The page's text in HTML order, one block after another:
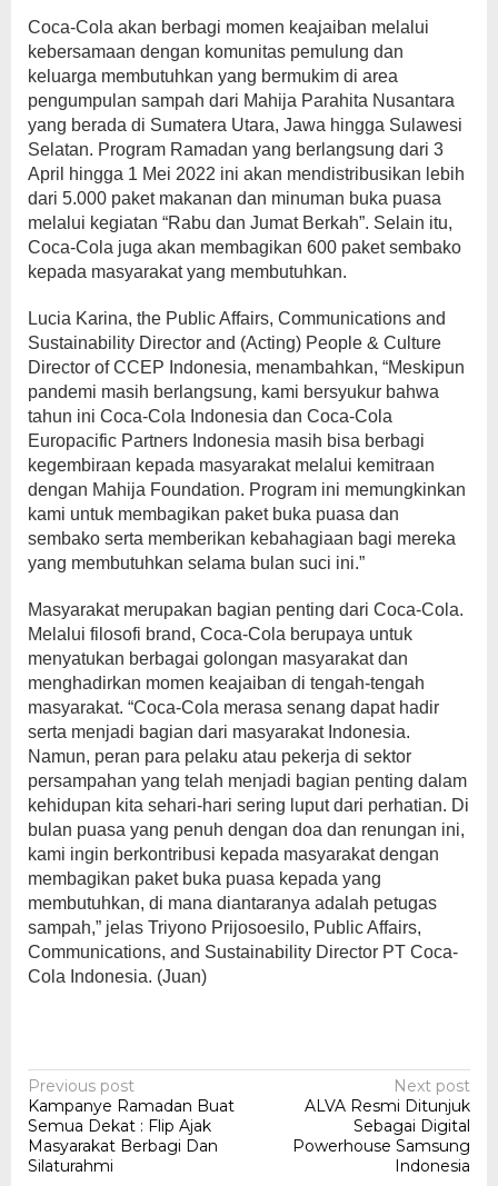
Coca-Cola akan berbagi momen keajaiban melalui
kebersamaan dengan komunitas pemulung dan
keluarga membutuhkan yang bermukim di area
pengumpulan sampah dari Mahija Parahita Nusantara
yang berada di Sumatera Utara, Jawa hingga Sulawesi
Selatan. Program Ramadan yang berlangsung dari 3
April hingga 1 Mei 2022 ini akan mendistribusikan lebih
dari 5.000 paket makanan dan minuman buka puasa
melalui kegiatan “Rabu dan Jumat Berkah”. Selain itu,
Coca-Cola juga akan membagikan 600 paket sembako
kepada masyarakat yang membutuhkan.
Lucia Karina, the Public Affairs, Communications and
Sustainability Director and (Acting) People & Culture
Director of CCEP Indonesia, menambahkan, “Meskipun
pandemi masih berlangsung, kami bersyukur bahwa
tahun ini Coca-Cola Indonesia dan Coca-Cola
Europacific Partners Indonesia masih bisa berbagi
kegembiraan kepada masyarakat melalui kemitraan
dengan Mahija Foundation. Program ini memungkinkan
kami untuk membagikan paket buka puasa dan
sembako serta memberikan kebahagiaan bagi mereka
yang membutuhkan selama bulan suci ini.”
Masyarakat merupakan bagian penting dari Coca-Cola.
Melalui filosofi brand, Coca-Cola berupaya untuk
menyatukan berbagai golongan masyarakat dan
menghadirkan momen keajaiban di tengah-tengah
masyarakat. “Coca-Cola merasa senang dapat hadir
serta menjadi bagian dari masyarakat Indonesia.
Namun, peran para pelaku atau pekerja di sektor
persampahan yang telah menjadi bagian penting dalam
kehidupan kita sehari-hari sering luput dari perhatian. Di
bulan puasa yang penuh dengan doa dan renungan ini,
kami ingin berkontribusi kepada masyarakat dengan
membagikan paket buka puasa kepada yang
membutuhkan, di mana diantaranya adalah petugas
sampah,” jelas Triyono Prijosoesilo, Public Affairs,
Communications, and Sustainability Director PT Coca-
Cola Indonesia. (Juan)
Post
navigation
Previous post
Kampanye Ramadan Buat
Semua Dekat : Flip Ajak
Masyarakat Berbagi Dan
Silaturahmi
Next post
ALVA Resmi Ditunjuk
Sebagai Digital
Powerhouse Samsung
Indonesia